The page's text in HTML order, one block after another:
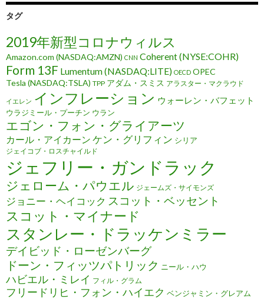
タグ
2019年新型コロナウィルス
Amazon.com (NASDAQ:AMZN) CNN Coherent (NYSE:COHR)
Form 13F Lumentum (NASDAQ:LITE) OECD OPEC
Tesla (NASDAQ:TSLA) TPP アダム・スミス アラスター・マクラウド
イエレン インフレーション ウォーレン・バフェット
ウラジミール・プーチン ウラン
エゴン・フォン・グライアーツ
カール・アイカーン ケン・グリフィン シリア
ジェイコブ・ロスチャイルド
ジェフリー・ガンドラック
ジェローム・パウエル ジェームズ・サイモンズ
ジョニー・ヘイコック スコット・ベッセント
スコット・マイナード
スタンレー・ドラッケンミラー
デイビッド・ローゼンバーグ
ドーン・フィッツパトリック ニール・ハウ
ハビエル・ミレイ フィル・グラム
フリードリヒ・フォン・ハイエク ベンジャミン・グレアム